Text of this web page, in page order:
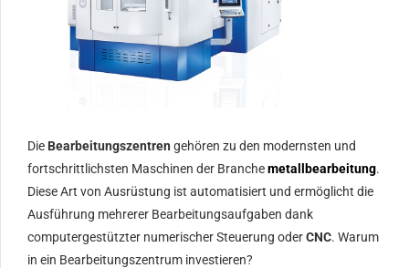
Die Bearbeitungszentren gehören zu den modernsten und
fortschrittlichsten Maschinen der Branchemetallbearbeitung.
Diese Art von Ausrüstung ist automatisiert und ermöglicht die
Ausführung mehrerer Bearbeitungsaufgaben dank
computergestützter numerischer Steuerung oderCNC. Warum
in ein Bearbeitungszentrum investieren?